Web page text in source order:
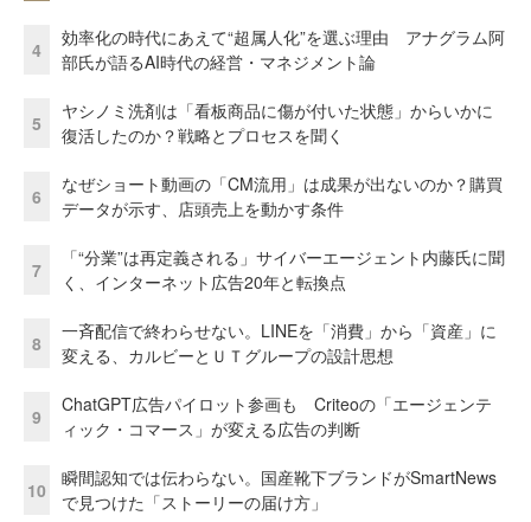
4
効率化の時代にあえて“超属人化”を選ぶ理由 アナグラム阿
部氏が語るAI時代の経営・マネジメント論
5
ヤシノミ洗剤は「看板商品に傷が付いた状態」からいかに
復活したのか？戦略とプロセスを聞く
6
なぜショート動画の「CM流用」は成果が出ないのか？購買
データが示す、店頭売上を動かす条件
7
「“分業”は再定義される」サイバーエージェント内藤氏に聞
く、インターネット広告20年と転換点
8
一斉配信で終わらせない。LINEを「消費」から「資産」に
変える、カルビーとＵＴグループの設計思想
9
ChatGPT広告パイロット参画も Criteoの「エージェンテ
ィック・コマース」が変える広告の判断
10
瞬間認知では伝わらない。国産靴下ブランドがSmartNews
で見つけた「ストーリーの届け方」